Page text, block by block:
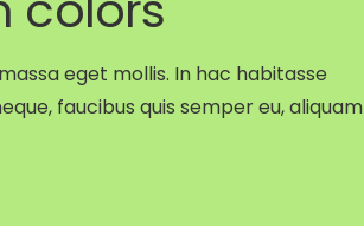
eget mollis. In hac habitasse
faucibus quis semper eu, aliquam
Cancelar servicios